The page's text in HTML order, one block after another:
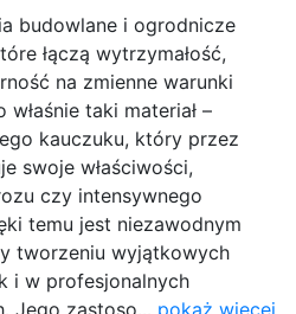
budowlane i ogrodnicze
łączą wytrzymałość,
na zmienne warunki
taki materiał –
kauczuku, który przez
swoje właściwości,
czy intensywnego
temu jest niezawodnym
tworzeniu wyjątkowych
i w profesjonalnych
Jego zastoso... pokaż więcej